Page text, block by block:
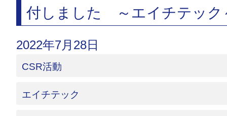
付しました ～エイチテック
2022年7月28日
CSR活動
エイチテック